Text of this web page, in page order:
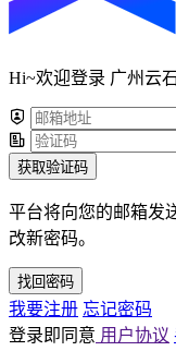
Hi~欢迎登录 广州云
获取验证码
平台将向您的邮箱发
改新密码。
找回密码
我要注册 忘记密码
登录即同意 用户协议